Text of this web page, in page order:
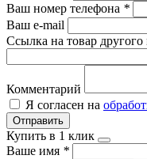
Ваш номер телефона *
Ваш e-mail
Ссылка на товар другого
Комментарий
Я согласен на
Отправить
Купить в 1 клик
Ваше имя *